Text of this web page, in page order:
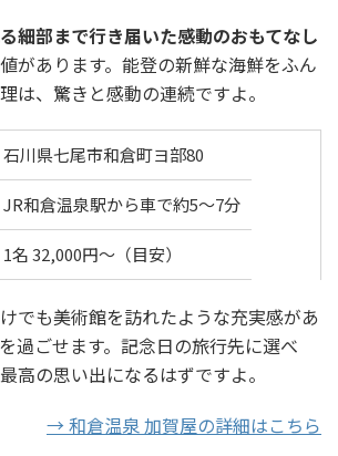
細部まで行き届いた感動のおもてなし
があります。能登の新鮮な海鮮をふん
は、驚きと感動の連続ですよ。
石川県七尾市和倉町ヨ部80
JR和倉温泉駅から車で約5〜7分
1名 32,000円〜（目安）
でも美術館を訪れたような充実感があ
過ごせます。記念日の旅行先に選べ
高の思い出になるはずですよ。
→ 和倉温泉 加賀屋の詳細はこちら